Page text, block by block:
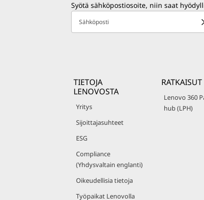
Syötä sähköpostiosoite, niin saat
Sähköposti
TIETOJA
LENOVOSTA
Yritys
Sijoittajasuhteet
ESG
Compliance
(Yhdysvaltain englanti)
Oikeudellisia tietoja
Työpaikat Lenovolla
RATKAISUT
Lenovo 360
hub (LPH)